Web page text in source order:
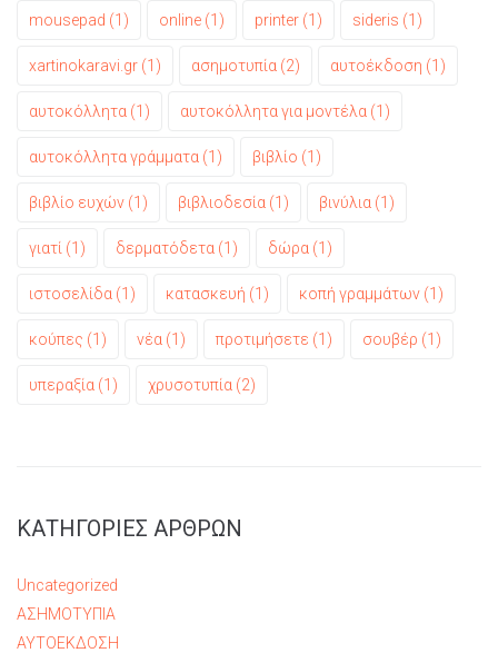
mousepad (1) online (1) printer (1) sideris (1)
xartinokaravi.gr (1) ασημοτυπία (2) αυτοέκδοση (1)
αυτοκόλλητα (1) αυτοκόλλητα για μοντέλα (1)
αυτοκόλλητα γράμματα (1) βιβλίο (1)
βιβλίο ευχών (1) βιβλιοδεσία (1) βινύλια (1)
γιατί (1) δερματόδετα (1) δώρα (1)
ιστοσελίδα (1) κατασκευή (1) κοπή γραμμάτων (1)
κούπες (1) νέα (1) προτιμήσετε (1) σουβέρ (1)
υπεραξία (1) χρυσοτυπία (2)
ΚΑΤΗΓΟΡΙΕΣ ΑΡΘΡΩΝ
Uncategorized
ΑΣΗΜΟΤΥΠΙΑ
ΑΥΤΟΕΚΔΟΣΗ